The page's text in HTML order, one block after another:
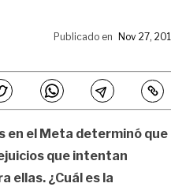
Publicado en Nov 27,
en el Meta determinó que
que intentan
ellas. ¿Cuál es la